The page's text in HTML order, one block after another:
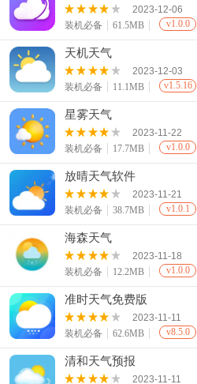
2023-12-06
装机必备
61.5MB v1.0.0
天机天气
2023-12-03
装机必备
11.1MB v1.5.16
星雾天气
2023-11-22
装机必备
17.7MB v1.0.0
放晴天气软件
2023-11-21
装机必备
38.7MB v1.0.1
海森天气
2023-11-18
装机必备
12.2MB v1.0.0
准时天气免费版
2023-11-11
装机必备
62.6MB v8.5.0
清和天气预报
2023-11-11